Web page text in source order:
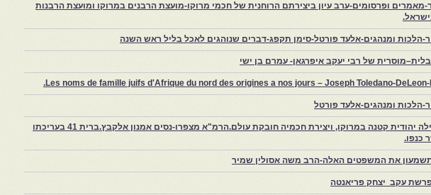
ופרסומים-ערב עיון ביצירתם הרוחנית של חכמי מרוקו-מועצת הרבנים במרוקו ומועצת הרבנות
הלכות ומנהגים-אלעד פורטל-סימן תקפג-דברים שנוהגים לאכל בליל ראש השנה
של רבי יעקב איפרגאן- עמרם בן ישי
Les noms de famille juifs d'Afrique du nord des origines a nos jours – Joseph Toledano-DeLeon-
הלכות ומנהגים-אלעד פורטל
צפרו – קהילה יהודית קטנה במרוקו, ויצירת חכמיה חובקת עולם.הרמ"א מצפרו-נסים אמנון אלקבץ.ברית 41 בעריכתו
כנפו.
את המשפטים האלה-הרב משה אסולין שמיר
עקב יצחק פריאנטה